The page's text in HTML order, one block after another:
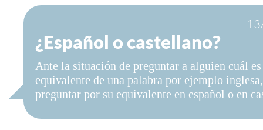
NOTICIAS
SOBRE LA FUNDÉURAE
FundéuRAE es una fundación patrocinada por la
y la Real Academia Española, cuyo objetivo es
el buen uso del español en los medios de
Internet.
¿Español o castellano?
Ante la situación de preguntar a alguien cuál
equivalente de una palabra por ejemplo
preguntar por su equivalente en español o en